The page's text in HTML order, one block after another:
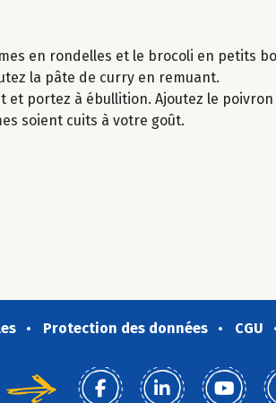
en rondelles et le brocoli en petits
la pâte de curry en remuant.
et portez à ébullition. Ajoutez le poivron
soient cuits à votre goût.
Protection des données CGU